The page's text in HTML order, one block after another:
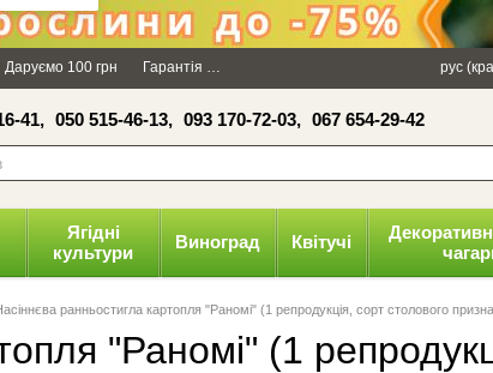
×
Даруємо 100 грн Гарантія рус
41, 050 515-46-13, 093 170-72-03, 067 654-29-42
Ягідні
культури
Виноград Квітучі
ранньостигла картопля "Раномі" (1 репродукція, сорт столового
"Раномі" (1